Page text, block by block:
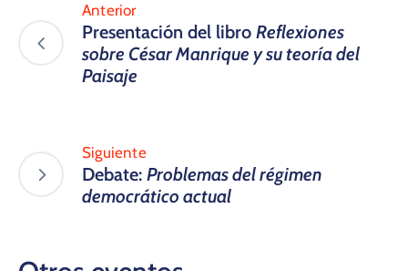
Anterior
Presentación del libro Reflexiones
sobre César Manrique y su teoría del
Paisaje
Siguiente
Debate: Problemas del régimen
democrático actual